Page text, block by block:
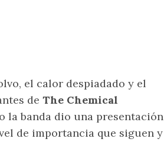
el calor despiadado y el
de The Chemical
la banda dio una presentación
de importancia que siguen y